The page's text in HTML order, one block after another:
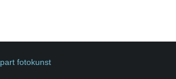
fotokunst